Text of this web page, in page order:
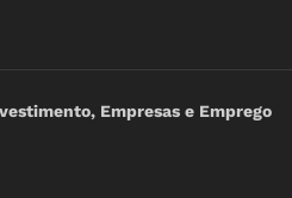
Empresas e Emprego